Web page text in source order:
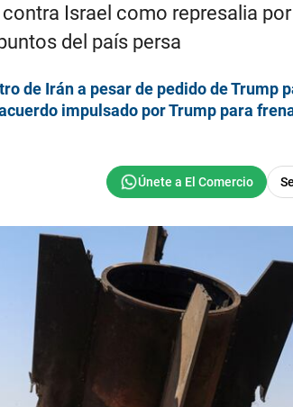
Israel como represalia
del país persa
de Irán a pesar de pedido de Trump
impulsado por Trump para